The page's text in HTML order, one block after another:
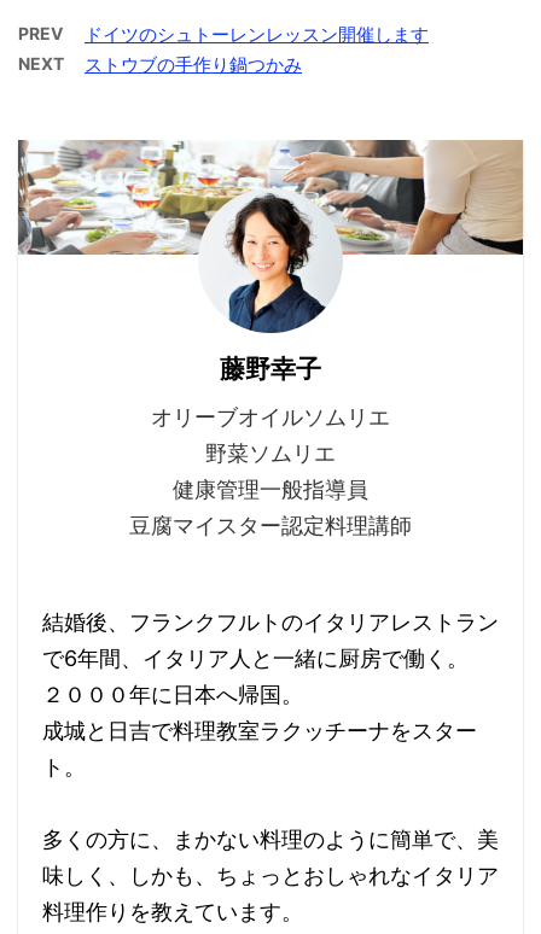
PREV ドイツのシュトーレンレッスン開催します
NEXT ストウブの手作り鍋つかみ
藤野幸子
オリーブオイルソムリエ
野菜ソムリエ
健康管理一般指導員
豆腐マイスター認定料理講師
結婚後、フランクフルトのイタリアレストラン
で6年間、イタリア人と一緒に厨房で働く。
２０００年に日本へ帰国。
成城と日吉で料理教室ラクッチーナをスター
ト。
多くの方に、まかない料理のように簡単で、美
味しく、しかも、ちょっとおしゃれなイタリア
料理作りを教えています。